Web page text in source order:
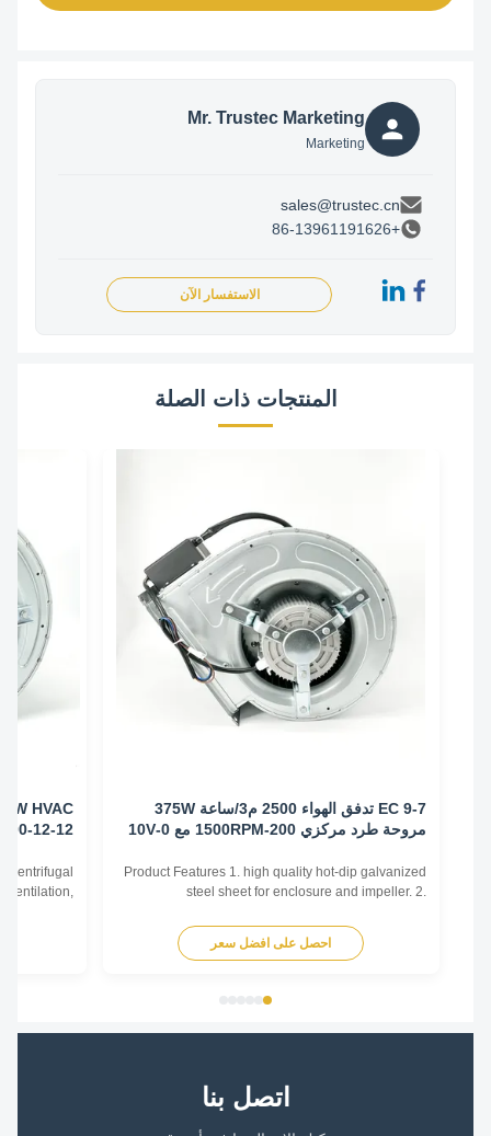
Mr. Trustec Marketing
Marketing
sales@trustec.cn
الاستفسار الآن
المنتجات ذات الصلة
EC 9-7 تدفق الهواء 2500 م3/ساعة 375W
مروحة طرد مركزي 200-1500RPM مع 0-10V
Product Features 1. high quality hot-dip galvanized
steel sheet for enclosure and impeller. 2.
small vibration. Main advantages 1. Experience and
good service. We professionally produce fan motors
احصل على افضل سعر
of centrifugal
Ventilation,
اتصل بنا